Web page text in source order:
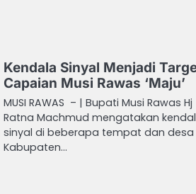
Kendala Sinyal Menjadi
Capaian Musi Rawas ‘Maju’
MUSI RAWAS – | Bupati Musi Rawas Hj
Ratna Machmud mengatakan
sinyal di beberapa tempat dan desa
Kabupaten…